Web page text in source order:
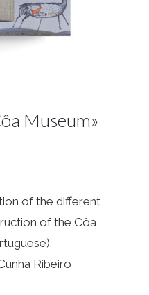
Museum»
of the different
of the Côa
Ribeiro